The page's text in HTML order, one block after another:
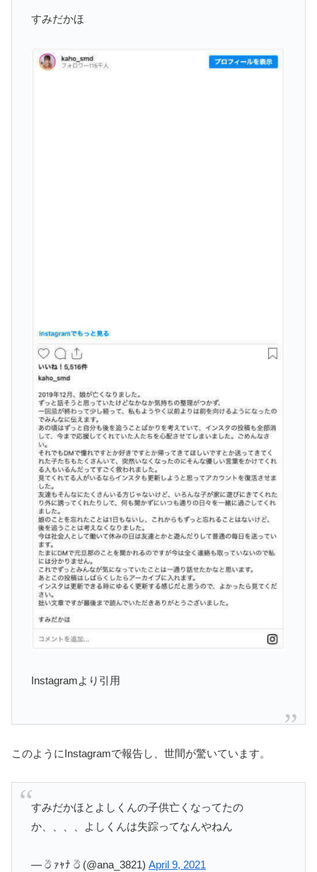
すみだかほ
Instagramより引用
このようにInstagramで報告し、世間が驚いています。
すみだかほとよしくんの子供亡くなってたの
か、、、、よしくんは失踪ってなんやねん
— ඊ ｧｬﾅ ඊ (@ana_3821) April 9, 2021